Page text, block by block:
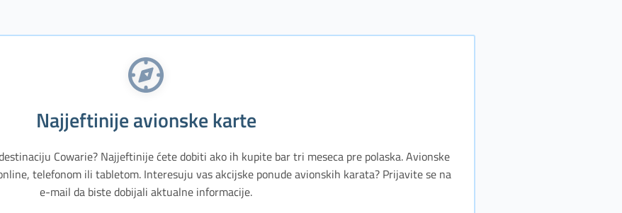
Najjeftinije avionske karte
Cowarie? Najjeftinije ćete dobiti ako ih kupite bar tri meseca pre polaska. Avionske
telefonom ili tabletom. Interesuju vas akcijske ponude avionskih karata? Prijavite se na
e-mail da biste dobijali aktualne informacije.